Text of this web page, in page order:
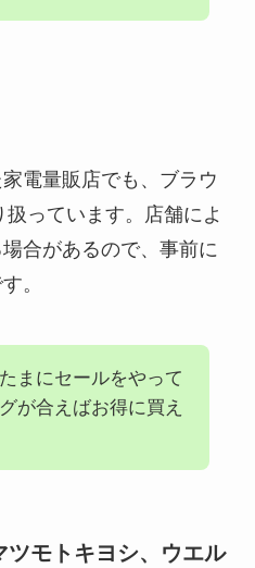
電量販店でも、ブラウ
っています。店舗によ
合があるので、事前に
。
まにセールをやって
が合えばお得に買え
モトキヨシ、ウエル